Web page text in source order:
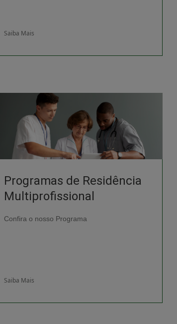
Saiba Mais
Programas de Residência
Multiprofissional
Confira o nosso Programa
Saiba Mais